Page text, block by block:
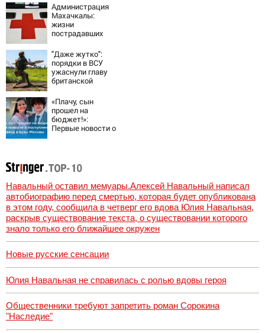
Администрация
Махачкалы:
жизни
пострадавших
лифта ничто не
угрожает
"Даже жутко":
порядки в ВСУ
ужаснули главу
британской
«Плачу, сын
прошел на
бюджет!»:
Первые новости о
Навальный оставил мемуары.Алексей Навальный написал
автобиографию перед смертью, которая будет опубликована
в этом году, сообщила в четверг его вдова Юлия Навальная,
раскрыв существование текста, о существовании которого
знало только его ближайшее окружен
Новые русские сенсации
Юлия Навальная не справилась с ролью вдовы героя
Общественники требуют запретить роман Сорокина
"Наследие"